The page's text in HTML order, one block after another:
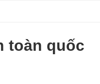
toàn quốc